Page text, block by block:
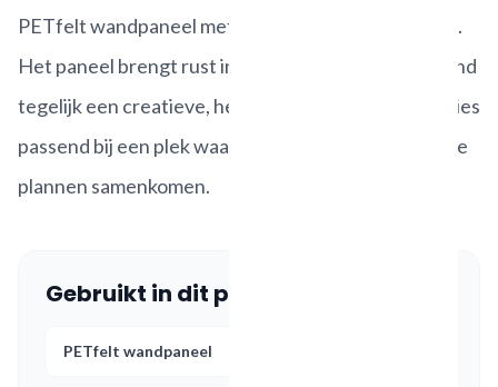
PETfelt wandpaneel met een uitgesneden patroon.
Het paneel brengt rust in de ruimte en geeft de wand
tegelijk een creatieve, herkenbare uitstraling. Precies
passend bij een plek waar overleg, ideeen en nieuwe
plannen samenkomen.
Gebruikt in dit project
PETfelt wandpaneel